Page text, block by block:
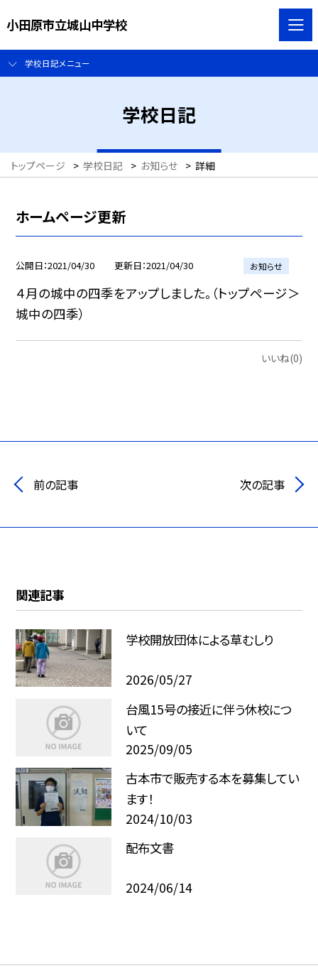
小田原市立城山中学校
学校日記メニュー
学校日記
トップページ > 学校日記 > お知らせ > 詳細
ホームページ更新
公開日 2021/04/30 更新日 2021/04/30 お知らせ
４月の城中の四季をアップしました。（トップページ＞
城中の四季）
いいね(0)
前の記事 次の記事
関連記事
学校開放団体による草むしり
2026/05/27
台風15号の接近に伴う休校につ
いて
2025/09/05
古本市で販売する本を募集してい
ます！
2024/10/03
配布文書
2024/06/14